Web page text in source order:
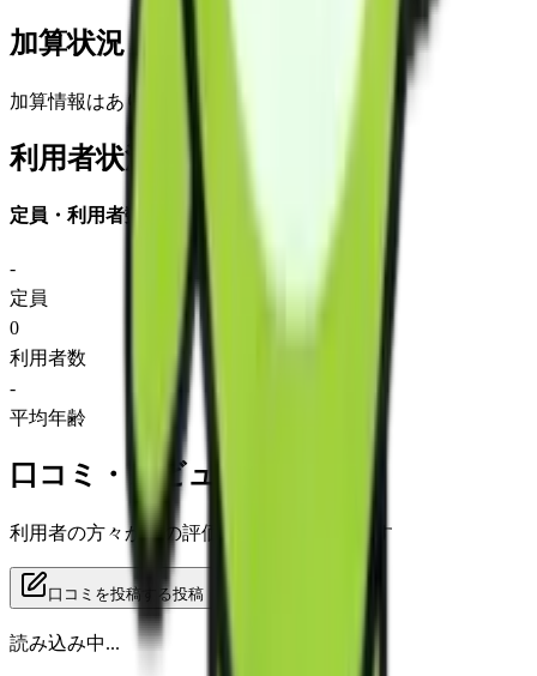
加算状況
加算情報はありません
利用者状況
定員・利用者数
-
定員
0
利用者数
-
平均年齢
口コミ・レビュー
利用者の方々からの評価をご覧いただけます
口コミを投稿する投稿
読み込み中...